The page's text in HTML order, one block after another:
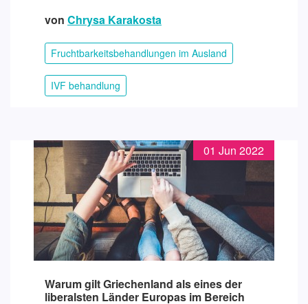
von Chrysa Karakosta
Fruchtbarkeitsbehandlungen im Ausland
IVF behandlung
01 Jun 2022
Warum gilt Griechenland als eines der
liberalsten Länder Europas im Bereich